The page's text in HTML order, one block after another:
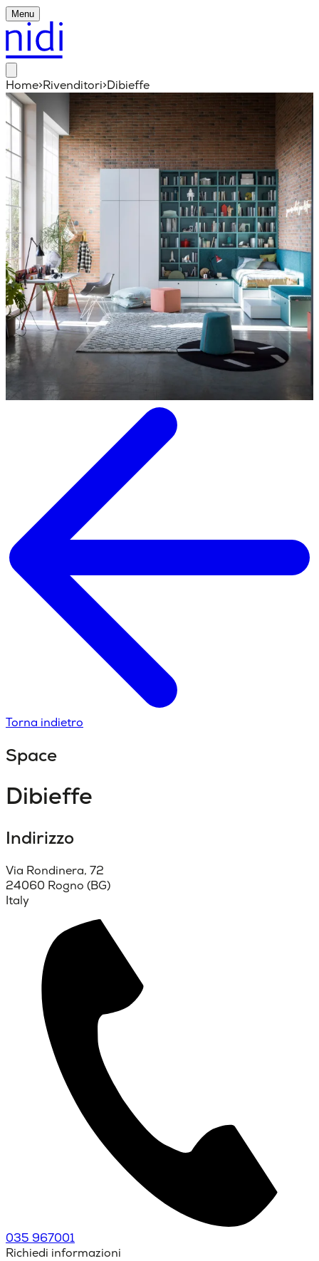
Menu
Home>Rivenditori>Dibieffe
Torna indietro
Space
Dibieffe
Indirizzo
Via Rondinera, 72
24060 Rogno (BG)
Italy
035 967001
Richiedi informazioni